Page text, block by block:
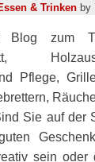
& Trinkenby
Blog zum
Pflege,
Sie auf der
sein oder